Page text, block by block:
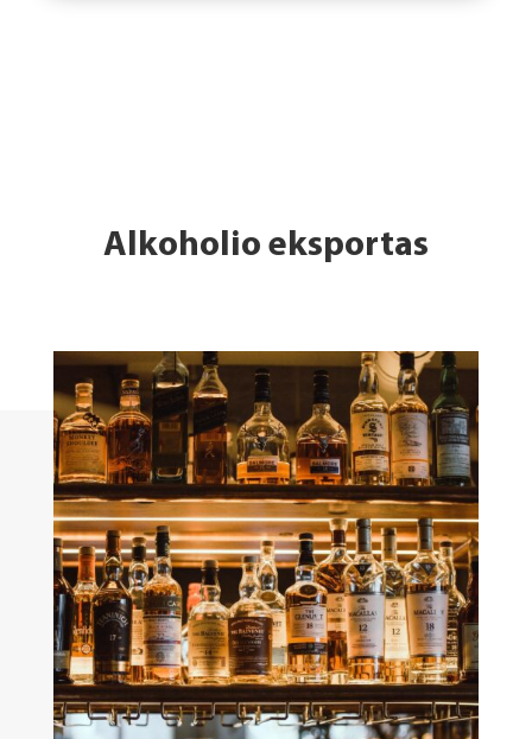
Alkoholio eksportas